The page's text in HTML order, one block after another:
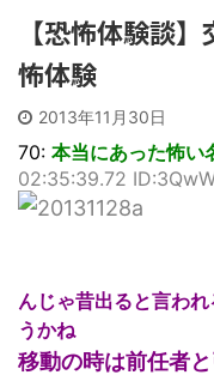
【恐怖体験談
怖体験
2013年11月30日
70: 本当にあった怖い
02:35:39.72
んじゃ昔出ると言わ
うかね
移動の時は前任者